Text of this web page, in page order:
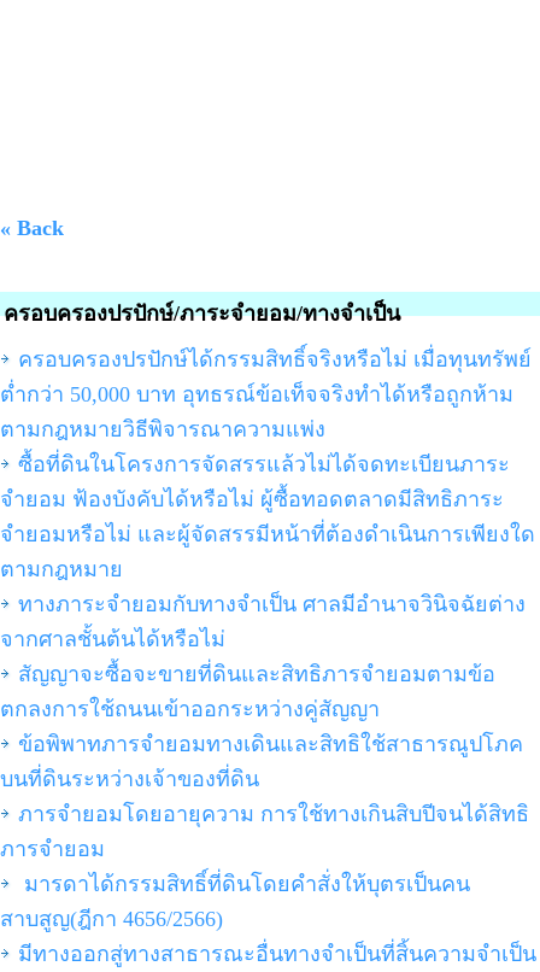
« Back
ครอบครองปรปักษ์/ภาระจำยอม/ทางจำเป็น
ครอบครองปรปักษ์ได้กรรมสิทธิ์จริงหรือไม่ เมื่อทุนทรัพย์
ต่ำกว่า 50,000 บาท อุทธรณ์ข้อเท็จจริงทำได้หรือถูกห้าม
ตามกฎหมายวิธีพิจารณาความแพ่ง
ซื้อที่ดินในโครงการจัดสรรแล้วไม่ได้จดทะเบียนภาระ
จำยอม ฟ้องบังคับได้หรือไม่ ผู้ซื้อทอดตลาดมีสิทธิภาระ
จำยอมหรือไม่ และผู้จัดสรรมีหน้าที่ต้องดำเนินการเพียงใด
ตามกฎหมาย
ทางภาระจำยอมกับทางจำเป็น ศาลมีอำนาจวินิจฉัยต่าง
จากศาลชั้นต้นได้หรือไม่
สัญญาจะซื้อจะขายที่ดินและสิทธิภารจำยอมตามข้อ
ตกลงการใช้ถนนเข้าออกระหว่างคู่สัญญา
ข้อพิพาทภารจำยอมทางเดินและสิทธิใช้สาธารณูปโภค
บนที่ดินระหว่างเจ้าของที่ดิน
ภารจำยอมโดยอายุความ การใช้ทางเกินสิบปีจนได้สิทธิ
ภารจำยอม
มารดาได้กรรมสิทธิ์ที่ดินโดยคำสั่งให้บุตรเป็นคน
สาบสูญ(ฎีกา 4656/2566)
มีทางออกสู่ทางสาธารณะอื่นทางจำเป็นที่สิ้นความจำเป็น